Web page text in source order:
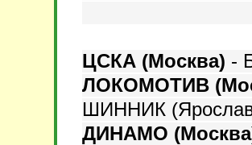
ЦСКА (Москва) -
ЛОКОМОТИВ
ШИННИК
ДИНАМО